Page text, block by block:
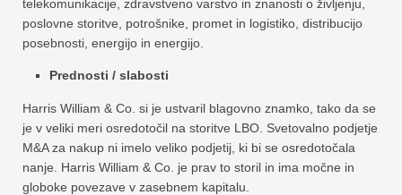
telekomunikacije, zdravstveno varstvo in znanosti o življenju,
poslovne storitve, potrošnike, promet in logistiko, distribucijo
posebnosti, energijo in energijo.
Prednosti / slabosti
Harris William & Co. si je ustvaril blagovno znamko, tako da se
je v veliki meri osredotočil na storitve LBO. Svetovalno podjetje
M&A za nakup ni imelo veliko podjetij, ki bi se osredotočala
nanje. Harris William & Co. je prav to storil in ima močne in
globoke povezave v zasebnem kapitalu.